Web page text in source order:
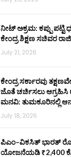
ನೀಟ್ ಅಕ್ರಮ: ಕಪ್ಪು
ಕೇಂದ್ರ ಶಿಕ್ಷಣ ಸಚಿವರ
July 21, 2026
ಕೇಂದ್ರ ಸರ್ಕಾರವು
ಜೊತೆ ಚರ್ಚಿಸಲು ಆಗ್ರಹಿಸಿ
ಮನವಿ: ತುಮಕೂರಿನಲ್ಲಿ
July 18, 2026
ಪಿಎಂ–ವಿಕಸಿತ್ ಭಾರತ್
ಯೋಜನೆಯಡಿ ₹2,400